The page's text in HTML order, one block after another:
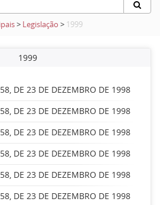
> Legislação > 1999
1999
DE 23 DE DEZEMBRO DE 1998
DE 23 DE DEZEMBRO DE 1998
DE 23 DE DEZEMBRO DE 1998
DE 23 DE DEZEMBRO DE 1998
DE 23 DE DEZEMBRO DE 1998
DE 23 DE DEZEMBRO DE 1998